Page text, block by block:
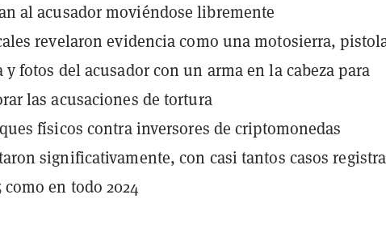
al acusador moviéndose libremente
revelaron evidencia como una motosierra,
y fotos del acusador con un arma en la cabeza para
las acusaciones de tortura
físicos contra inversores de criptomonedas
significativamente, con casi tantos casos
como en todo 2024